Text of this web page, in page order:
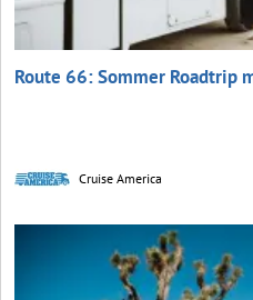
Route 66: Sommer Roadtrip
Cruise America